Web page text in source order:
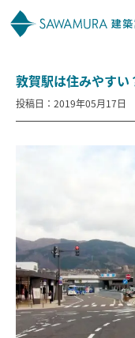
敦賀駅は住みやす
投稿日：2019年05月17日